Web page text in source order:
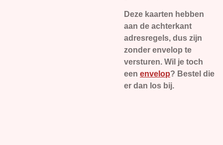
Deze kaarten hebben
aan de achterkant
adresregels, dus zijn
zonder envelop te
versturen. Wil je toch
een envelop? Bestel die
er dan los bij.